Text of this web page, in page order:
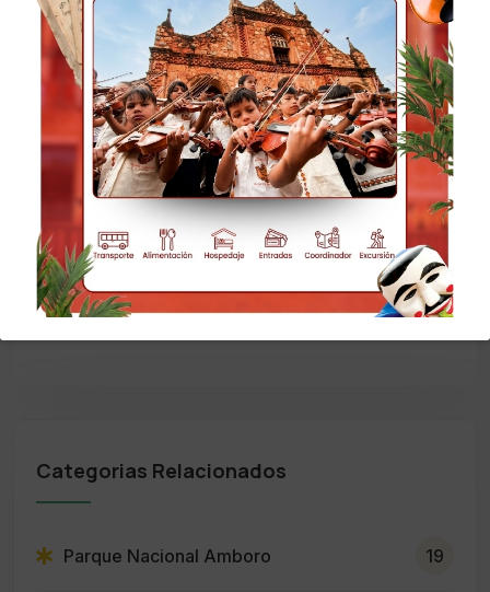
Nota
Consultar vigencia en feriados. Misional Tours
se reserva el derecho a hacer cambios o
modificaciones en el orden de las excursiones
debido a factores climáticos, sociales y de otra
Categorias Relacionados
Parque Nacional Amboro 19